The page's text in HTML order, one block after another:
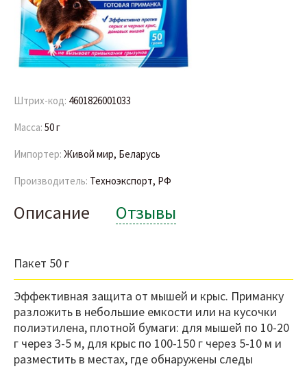
Штрих-код: 4601826001033
Масса: 50 г
Импортер: Живой мир, Беларусь
Производитель: Техноэкспорт, РФ
Описание Отзывы
Пакет 50 г
Эффективная защита от мышей и крыс. Приманку
разложить в небольшие емкости или на кусочки
полиэтилена, плотной бумаги: для мышей по 10-20
г через 3-5 м, для крыс по 100-150 г через 5-10 м и
разместить в местах, где обнаружены следы